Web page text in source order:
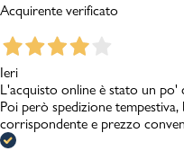
Acquirente verificato
Ieri
L'acquisto online è stato un
Poi però spedizione
corrispondente e prezzo